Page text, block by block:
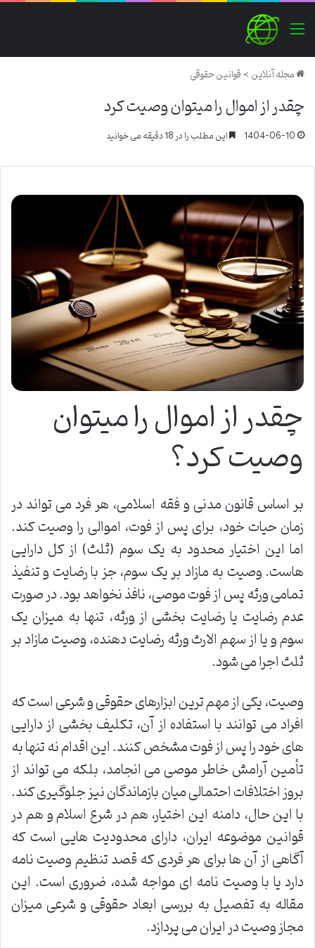
منو
مجله آنلاین>قوانین حقوقی
چقدر از اموال را میتوان وصیت کرد
1404-06-10 این مطلب را در 18 دقیقه می خوانید
چقدر از اموال را میتوان
وصیت کرد؟
بر اساس قانون مدنی و فقه اسلامی، هر فرد می تواند در
زمان حیات خود، برای پس از فوت، اموالی را وصیت کند.
اما این اختیار محدود به یک سوم (ثلث) از کل دارایی
هاست. وصیت به مازاد بر یک سوم، جز با رضایت و تنفیذ
تمامی ورثه پس از فوت موصی، نافذ نخواهد بود. در صورت
عدم رضایت یا رضایت بخشی از ورثه، تنها به میزان یک
سوم و یا از سهم الارث ورثه رضایت دهنده، وصیت مازاد بر
ثلث اجرا می شود.
وصیت، یکی از مهم ترین ابزارهای حقوقی و شرعی است که
افراد می توانند با استفاده از آن، تکلیف بخشی از دارایی
های خود را پس از فوت مشخص کنند. این اقدام نه تنها به
تأمین آرامش خاطر موصی می انجامد، بلکه می تواند از
بروز اختلافات احتمالی میان بازماندگان نیز جلوگیری کند.
با این حال، دامنه این اختیار، هم در شرع اسلام و هم در
قوانین موضوعه ایران، دارای محدودیت هایی است که
آگاهی از آن ها برای هر فردی که قصد تنظیم وصیت نامه
دارد یا با وصیت نامه ای مواجه شده، ضروری است. این
مقاله به تفصیل به بررسی ابعاد حقوقی و شرعی میزان
مجاز وصیت در ایران می پردازد.